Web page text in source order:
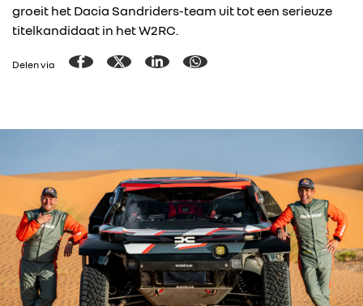
groeit het Dacia Sandriders-team uit tot een serieuze
titelkandidaat in het W2RC.
Delen via